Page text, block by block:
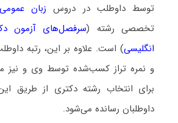
توسط داوطلب در دروس زبان
تخصصی رشته (سرفصل‌های آزمون
انگلیسی) است. علاوه بر این، رتبه
و نمره تراز کسب‌شده توسط وی و نیز
برای انتخاب رشته دکتری از طریق
داوطلبان رسانده می‌شود.